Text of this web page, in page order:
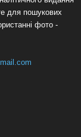
для пошукових
фото -